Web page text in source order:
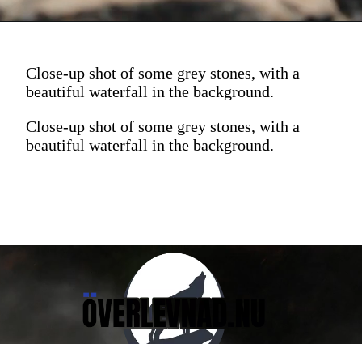
Close-up shot of some grey stones, with a
beautiful waterfall in the background.
Close-up shot of some grey stones, with a
beautiful waterfall in the background.